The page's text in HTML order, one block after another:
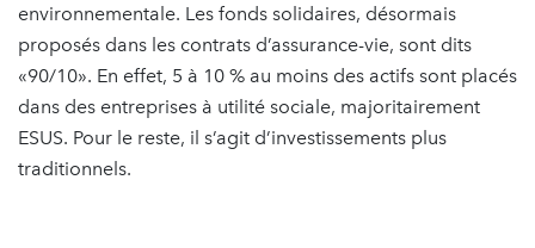
environnementale. Les fonds solidaires, désormais
proposés dans les contrats d’assurance-vie, sont dits
«90/10». En effet, 5 à 10 % au moins des actifs sont placés
dans des entreprises à utilité sociale, majoritairement
ESUS. Pour le reste, il s’agit d’investissements plus
traditionnels.